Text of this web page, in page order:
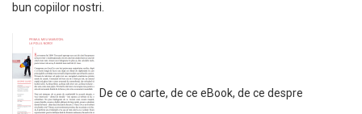
bun copiilor nostri.
De ce o carte, de ce eBook, de ce despre